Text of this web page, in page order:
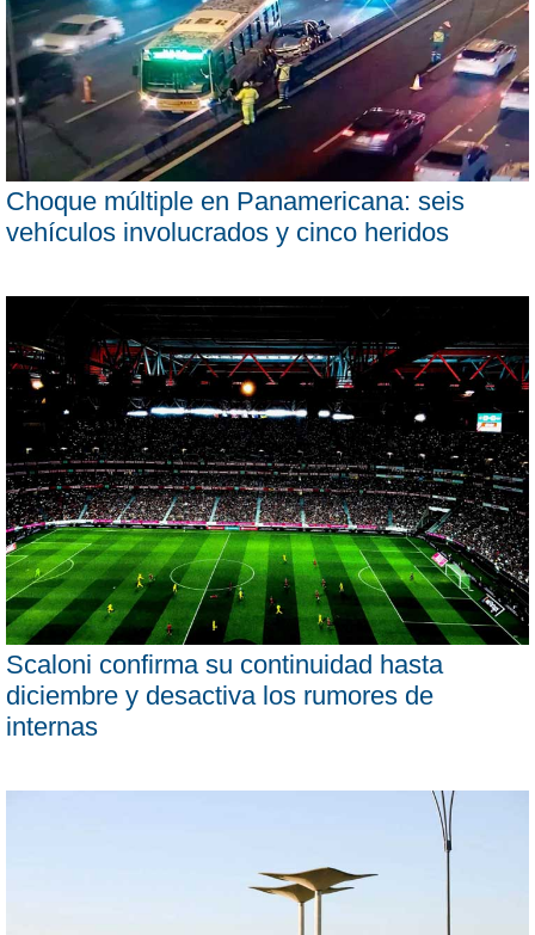
Choque múltiple en Panamericana: seis
vehículos involucrados y cinco heridos
Scaloni confirma su continuidad hasta
diciembre y desactiva los rumores de
internas